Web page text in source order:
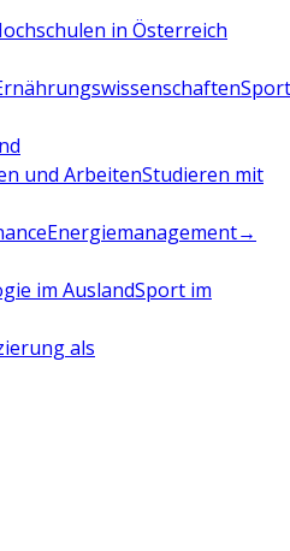
in Österreich
und ArbeitenStudieren mit
Energiemanagement→
im AuslandSport im
als